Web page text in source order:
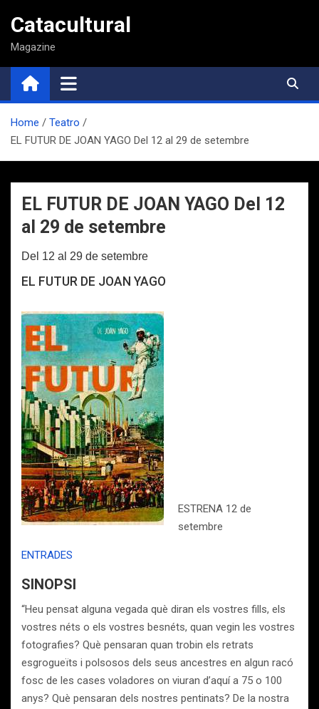
contenido
Catacultural
Magazine
Home
Teatro
EL FUTUR DE JOAN YAGO Del 12 al 29 de setembre
EL FUTUR DE JOAN YAGO Del 12
al 29 de setembre
Del 12 al 29 de setembre
EL FUTUR DE JOAN YAGO
ESTRENA 12 de
setembre
ENTRADES
SINOPSI
“Heu pensat alguna vegada què diran els vostres fills, els
vostres néts o els vostres besnéts, quan vegin les vostres
fotografies? Què pensaran quan trobin els retrats
esgrogueïts i polsosos dels seus ancestres en algun racó
fosc de les cases voladores on viuran d’aquí a 75 o 100
anys? Què pensaran dels nostres pentinats? De la nostra